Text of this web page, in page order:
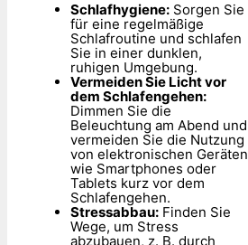
Schlafhygiene: Sorgen Sie
für eine regelmäßige
Schlafroutine und schlafen
Sie in einer dunklen,
ruhigen Umgebung.
Vermeiden Sie Licht vor
dem Schlafengehen:
Dimmen Sie die
Beleuchtung am Abend und
vermeiden Sie die Nutzung
von elektronischen Geräten
wie Smartphones oder
Tablets kurz vor dem
Schlafengehen.
Stressabbau: Finden Sie
Wege, um Stress
abzubauen, z. B. durch